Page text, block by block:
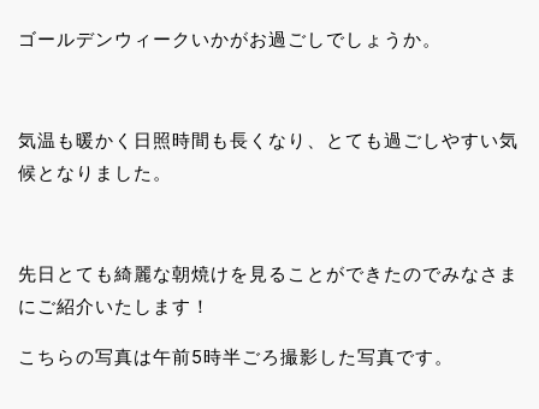
ゴールデンウィークいかがお過ごしでしょうか。
気温も暖かく日照時間も長くなり、とても過ごしやすい気
候となりました。
先日とても綺麗な朝焼けを見ることができたのでみなさま
にご紹介いたします！
こちらの写真は午前5時半ごろ撮影した写真です。